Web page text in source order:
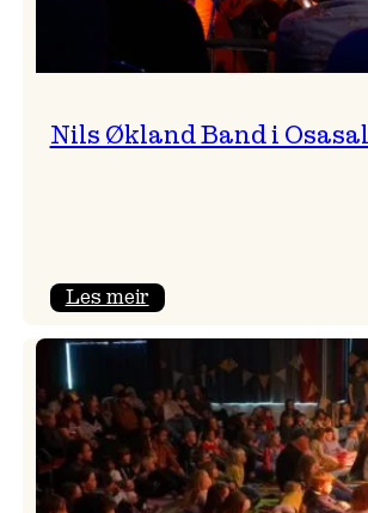
Nils Økland Band i
Les meir:
Band
Osasalen